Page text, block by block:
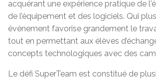
acquérant une expérience pratique de
de l’équipement et des logiciels. Qui
événement favorise grandement le
tout en permettant aux élèves
concepts technologiques avec des
Le défi SuperTeam est constitué de